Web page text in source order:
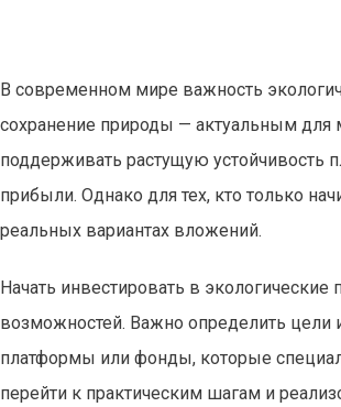
В современном мире важность
сохранение природы — актуальным для
поддерживать растущую устойчивость
прибыли. Однако для тех, кто только
реальных вариантах вложений.
Начать инвестировать в
возможностей. Важно определить цели
платформы или фонды, которые
перейти к практическим шагам и